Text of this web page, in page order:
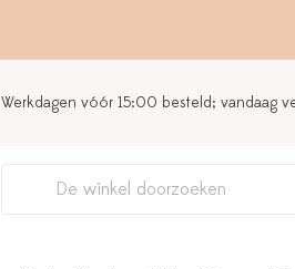
Werkdagen vóór 15:00 besteld; vandaag